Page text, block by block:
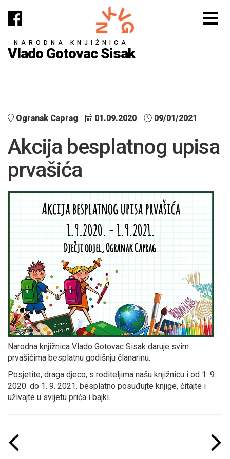
NARODNA KNJIŽNICA
Vlado Gotovac Sisak
Ogranak Caprag 01.09.2020 09/01/2021
Akcija besplatnog upisa
prvašića
Narodna knjižnica Vlado Gotovac Sisak daruje svim
prvašićima besplatnu godišnju članarinu.
Posjetite, draga djeco, s roditeljima našu knjižnicu i od 1. 9.
2020. do 1. 9. 2021. besplatno posuđujte knjige, čitajte i
uživajte u svijetu priča i bajki.